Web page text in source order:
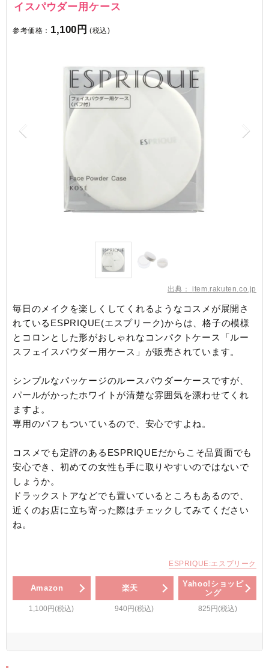
イスパウダー用ケース
参考価格： 1,100円 (税込)
出典：item.rakuten.co.jp
毎日のメイクを楽しくしてくれるようなコスメが展開さ
れているESPRIQUE(エスプリーク)からは、格子の模様
とコロンとした形がおしゃれなコンパクトケース「ルー
スフェイスパウダー用ケース」が販売されています。
シンプルなパッケージのルースパウダーケースですが、
パールがかったホワイトが清楚な雰囲気を漂わせてくれ
ますよ。
専用のパフもついているので、安心ですよね。
コスメでも定評のあるESPRIQUEだからこそ品質面でも
安心でき、初めての女性も手に取りやすいのではないで
しょうか。
ドラックストアなどでも置いているところもあるので、
近くのお店に立ち寄った際はチェックしてみてください
ね。
ESPRIQUE:エスプリーク
Amazon
1,100円(税込)
楽天
940円(税込)
Yahoo!ショッピ
ング
825円(税込)